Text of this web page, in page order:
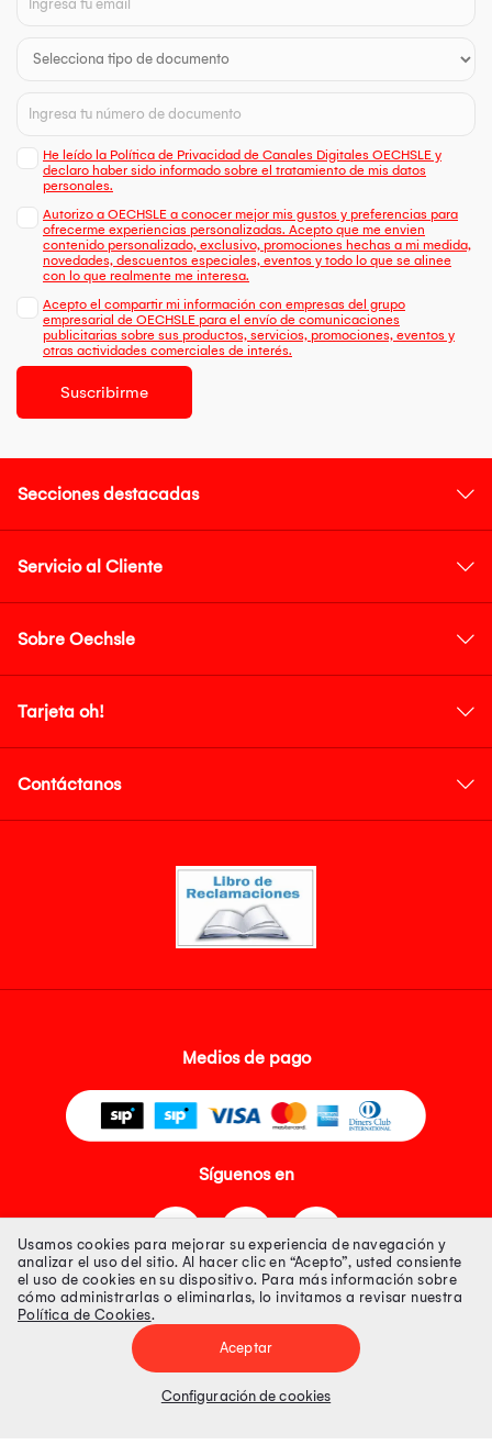
He leído la Política de Privacidad de Canales Digitales OECHSLE y
declaro haber sido informado sobre el tratamiento de mis datos
personales.
Autorizo a OECHSLE a conocer mejor mis gustos y preferencias para
ofrecerme experiencias personalizadas. Acepto que me envien
contenido personalizado, exclusivo, promociones hechas a mi medida,
novedades, descuentos especiales, eventos y todo lo que se alinee
con lo que realmente me interesa.
Acepto el compartir mi información con empresas del grupo
empresarial de OECHSLE para el envío de comunicaciones
publicitarias sobre sus productos, servicios, promociones, eventos y
otras actividades comerciales de interés.
Suscribirme
Secciones destacadas
Servicio al Cliente
Sobre Oechsle
Tarjeta oh!
Contáctanos
Medios de pago
Síguenos en
Tienda 100% Segura
Tiendas Peruanas S.A. R.U.C. Nº 20493020618. Todos los derechos
Precios disponibles solo en www.oechsle.pe. Precios online publicados
Usamos cookies para mejorar su experiencia de navegación y
analizar el uso del sitio. Al hacer clic en “Acepto”, usted consiente
el uso de cookies en su dispositivo. Para más información sobre
cómo administrarlas o eliminarlas, lo invitamos a revisar nuestra
Política de Cookies.
Aceptar
Configuración de cookies